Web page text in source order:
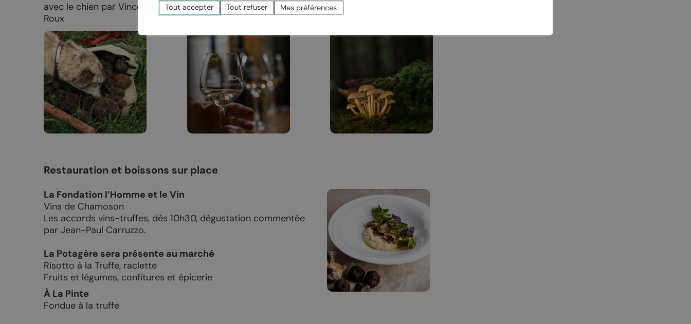
avec le chien par Vincent
Roux
Jean-Paul Carruzzo dès
10h30
par le Cercle mycologique
de Chamoson & environs
Restauration et boissons sur place
La Fondation l’Homme et le Vin
Vins de Chamoson
Les accords vins-truffes, dès 10h30, dégustation commentée
par Jean-Paul Carruzzo.
La Potagère sera présente au marché
Risotto à la Truffe, raclette
Fruits et légumes, confitures et épicerie
À La Pinte
Fondue à la truffe
Tout accepter Tout refuser Mes préférences